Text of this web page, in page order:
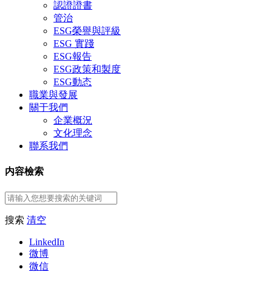
認證證書
管治
ESG榮譽與評級
ESG 實踐
ESG報告
ESG政策和製度
ESG動态
職業與發展
關于我們
企業概況
文化理念
聯系我們
内容檢索
搜索 清空
LinkedIn
微博
微信